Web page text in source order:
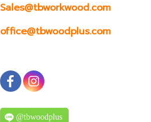
Sales@tbworkwood.com
office@tbwoodplus.com
@tbwoodplus